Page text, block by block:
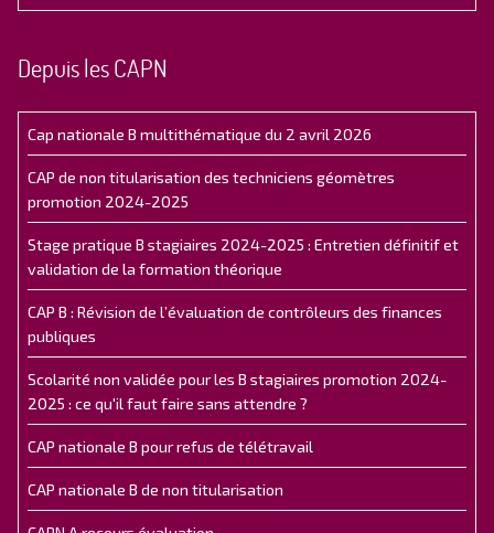
Depuis les CAPN
Cap nationale B multithématique du 2 avril 2026
CAP de non titularisation des techniciens géomètres
promotion 2024-2025
Stage pratique B stagiaires 2024-2025 : Entretien définitif et
validation de la formation théorique
CAP B : Révision de l’évaluation de contrôleurs des finances
publiques
Scolarité non validée pour les B stagiaires promotion 2024-
2025 : ce qu'il faut faire sans attendre ?
CAP nationale B pour refus de télétravail
CAP nationale B de non titularisation